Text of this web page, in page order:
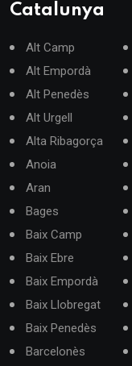
Catalunya
Alt Camp
Alt Empordà
Alt Penedès
Alt Urgell
Alta Ribagorça
Anoia
Aran
Bages
Baix Camp
Baix Ebre
Baix Empordà
Baix Llobregat
Baix Penedès
Barcelonès